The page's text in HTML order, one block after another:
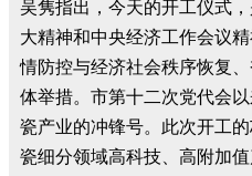
吴隽指出，今天的开工仪式
大精神和中央经济工作会议
情防控与经济社会秩序恢复
体举措。市第十二次党代会
瓷产业的冲锋号。此次开工
瓷细分领域高科技、高附加